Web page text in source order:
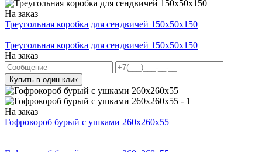
На заказ
Треугольная коробка для сендвичей 150x50x150
Треугольная коробка для сендвичей 150x50x150
На заказ
Купить в один клик
На заказ
Гофрокороб бурый с ушками 260х260х55